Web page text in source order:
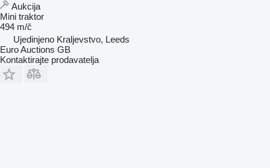
Aukcija
Mini traktor
494 m/č
Ujedinjeno Kraljevstvo, Leeds
Euro Auctions GB
Kontaktirajte prodavatelja